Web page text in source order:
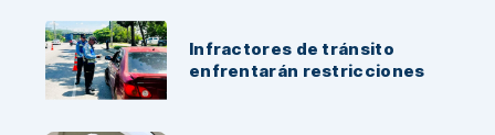
Infractores de tránsito
enfrentarán restricciones